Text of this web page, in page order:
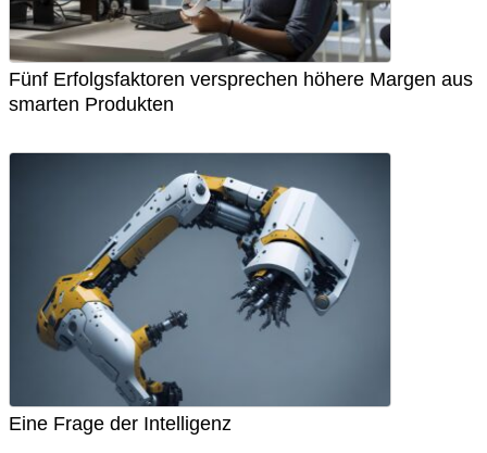
Fünf Erfolgsfaktoren versprechen höhere Margen aus
smarten Produkten
Eine Frage der Intelligenz